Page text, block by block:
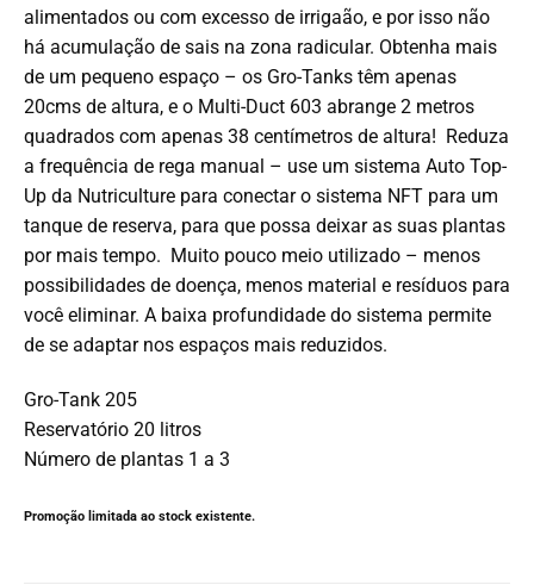
alimentados ou com excesso de irrigaão, e por isso não
há acumulação de sais na zona radicular. Obtenha mais
de um pequeno espaço – os Gro-Tanks têm apenas
20cms de altura, e o Multi-Duct 603 abrange 2 metros
quadrados com apenas 38 centímetros de altura! Reduza
a frequência de rega manual – use um sistema Auto Top-
Up da Nutriculture para conectar o sistema NFT para um
tanque de reserva, para que possa deixar as suas plantas
por mais tempo. Muito pouco meio utilizado – menos
possibilidades de doença, menos material e resíduos para
você eliminar. A baixa profundidade do sistema permite
de se adaptar nos espaços mais reduzidos.
Gro-Tank 205
Reservatório 20 litros
Número de plantas 1 a 3
Promoção limitada ao stock existente.